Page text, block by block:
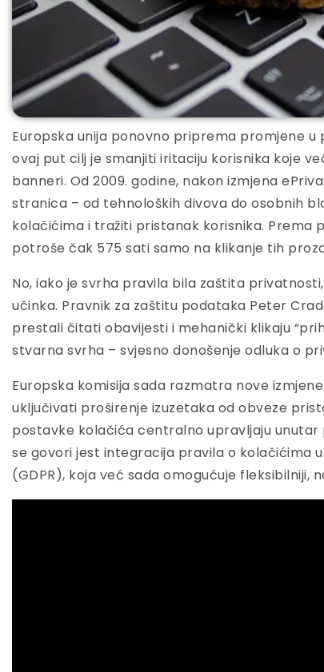
Europska unija ponovno priprema promjene
ovaj put cilj je smanjiti iritaciju korisnika koje
banneri. Od 2009. godine, nakon izmjena
stranica – od tehnoloških divova do osobnih
kolačićima i tražiti pristanak korisnika. Prema
potroše čak 575 sati samo na klikanje tih
No, iako je svrha pravila bila zaštita
učinka. Pravnik za zaštitu podataka Peter
prestali čitati obavijesti i mehanički klikaju
stvarna svrha – svjesno donošenje odluka o
Europska komisija sada razmatra nove
uključivati proširenje izuzetaka od obveze
postavke kolačića centralno upravljaju unutar
se govori jest integracija pravila o kolačićima
(GDPR), koja već sada omogućuje fleksibilniji,